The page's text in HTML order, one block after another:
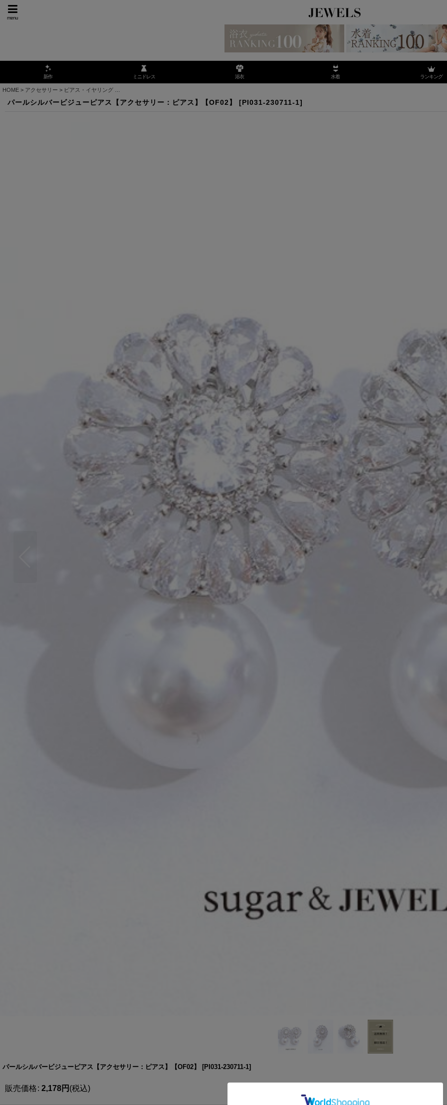
menu
新作 ミニドレス 浴衣 水着 ランキング
HOME > アクセサリー > ピアス・イヤリング
パールシルバービジューピアス【アクセサリー：ピアス】【OF02】 [PI031-230711-1]
パールシルバービジューピアス【アクセサリー：ピアス】【OF02】 [PI031-230711-1]
販売価格: 2,178円 (税込)